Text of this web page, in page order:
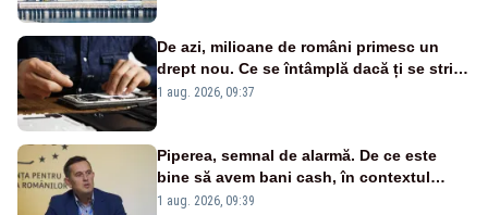
De azi, milioane de români primesc un
drept nou. Ce se întâmplă dacă ți se strică
un produs
1 aug. 2026, 09:37
Piperea, semnal de alarmă. De ce este
bine să avem bani cash, în contextul
alertei energetice?
1 aug. 2026, 09:39